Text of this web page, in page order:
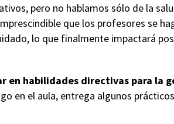
pero no hablamos sólo de la
que los profesores se
lo que finalmente impactará
en habilidades directivas para la
en el aula, entrega algunos